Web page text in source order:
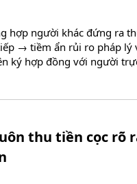
hợp người khác đứng ra
→ tiềm ẩn rủi ro pháp lý
ký hợp đồng với người
thu tiền cọc rõ